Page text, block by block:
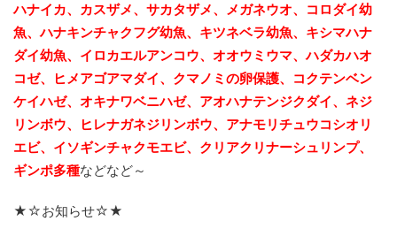
ハナイカ、カスザメ、サカタザメ、メガネウオ、コロダイ幼
魚、ハナキンチャクフグ幼魚、キツネベラ幼魚、キシマハナ
ダイ幼魚、イロカエルアンコウ、オオウミウマ、ハダカハオ
コゼ、ヒメアゴアマダイ、クマノミの卵保護、コクテンベン
ケイハゼ、オキナワベニハゼ、 アオハナテンジクダイ、ネジ
リンボウ、ヒレナガネジリンボウ、アナモリチュウコシオリ
エビ、 イソギンチャクモエビ、クリアクリナーシュリンプ、
ギンポ多種などなど～
★☆お知らせ☆★